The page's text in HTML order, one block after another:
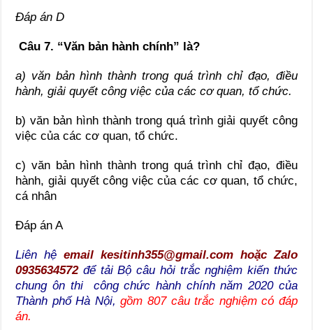
Đáp án D
Câu 7. “Văn bản hành chính” là?
a) văn bản hình thành trong quá trình chỉ đạo, điều
hành, giải quyết công việc của các cơ quan, tổ chức.
b) văn bản hình thành trong quá trình giải quyết công
việc của các cơ quan, tổ chức.
c) văn bản hình thành trong quá trình chỉ đạo, điều
hành, giải quyết công việc của các cơ quan, tổ chức,
cá nhân
Đáp án A
Liên hệemail kesitinh355@gmail.com hoặc Zalo
0935634572để tải Bộ câu hỏi trắc nghiệm kiến thức
chung ôn thi công chức hành chính năm 2020 của
Thành phố Hà Nội,gồm 807 câu trắc nghiệm có đáp
án.